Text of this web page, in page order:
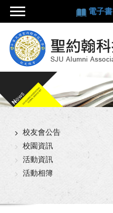
電子書
校友會公告
校園資訊
活動資訊
活動相簿